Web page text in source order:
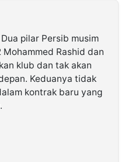
Dua pilar Persib musim
Mohammed Rashid dan
klub dan tak akan
Keduanya tidak
kontrak baru yang